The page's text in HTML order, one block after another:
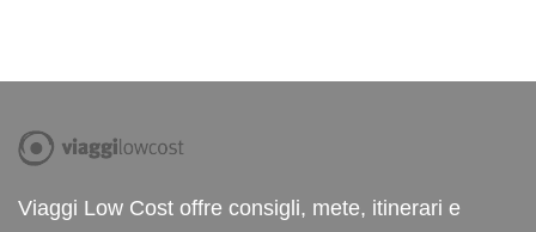
Viaggi Low Cost offre consigli, mete, itinerari e